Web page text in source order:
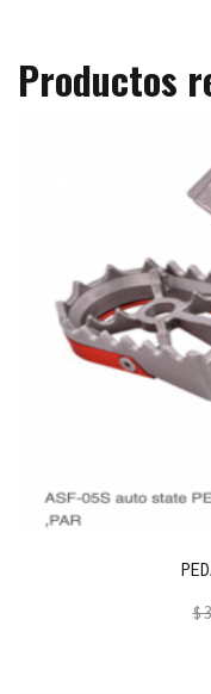
Productos
$